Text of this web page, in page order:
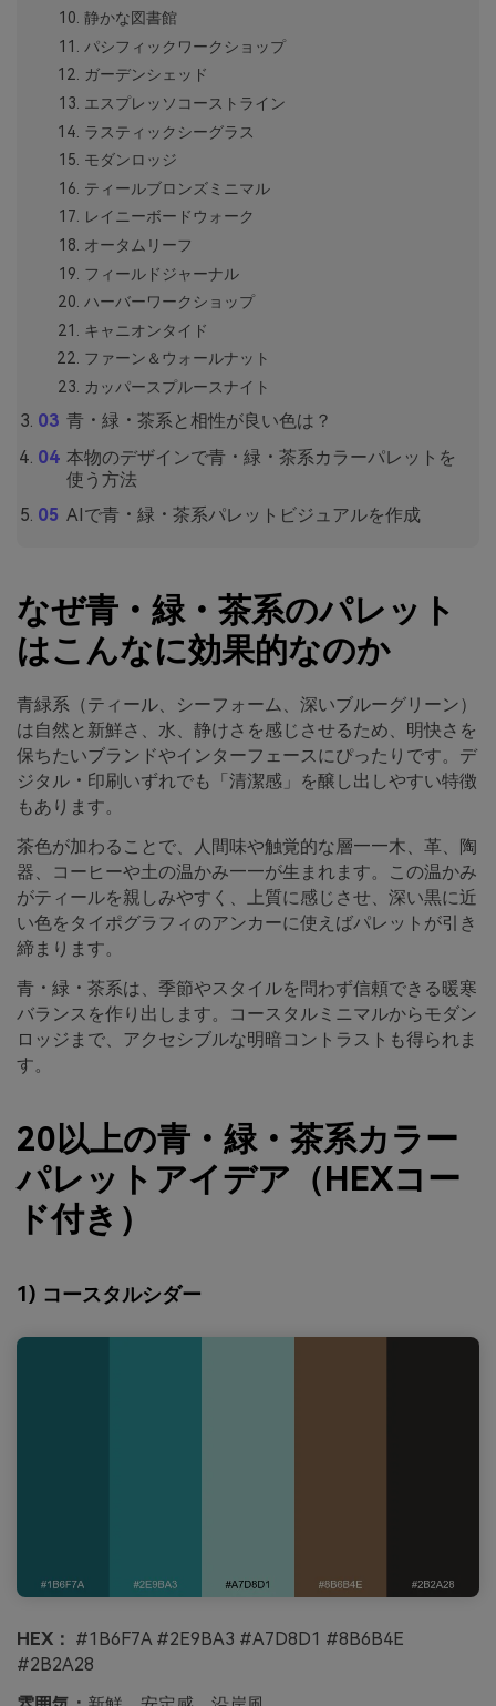
静かな図書館
パシフィックワークショップ
ガーデンシェッド
エスプレッソコーストライン
ラスティックシーグラス
モダンロッジ
ティールブロンズミニマル
レイニーボードウォーク
オータムリーフ
フィールドジャーナル
ハーバーワークショップ
キャニオンタイド
ファーン＆ウォールナット
カッパースプルースナイト
青・緑・茶系と相性が良い色は？
本物のデザインで青・緑・茶系カラーパレットを
使う方法
AIで青・緑・茶系パレットビジュアルを作成
なぜ青・緑・茶系のパレット
はこんなに効果的なのか
青緑系（ティール、シーフォーム、深いブルーグリーン）
は自然と新鮮さ、水、静けさを感じさせるため、明快さを
保ちたいブランドやインターフェースにぴったりです。デ
ジタル・印刷いずれでも「清潔感」を醸し出しやすい特徴
もあります。
茶色が加わることで、人間味や触覚的な層——木、革、陶
器、コーヒーや土の温かみ——が生まれます。この温かみ
がティールを親しみやすく、上質に感じさせ、深い黒に近
い色をタイポグラフィのアンカーに使えばパレットが引き
締まります。
青・緑・茶系は、季節やスタイルを問わず信頼できる暖寒
バランスを作り出します。コースタルミニマルからモダン
ロッジまで、アクセシブルな明暗コントラストも得られま
す。
20以上の青・緑・茶系カラー
パレットアイデア（HEXコー
ド付き）
1) コースタルシダー
HEX： #1B6F7A #2E9BA3 #A7D8D1 #8B6B4E
#2B2A28